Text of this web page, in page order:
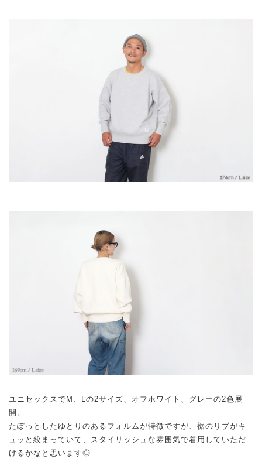
ユニセックスでM、Lの2サイズ、オフホワイト、グレーの2色展
開。
たぽっとしたゆとりのあるフォルムが特徴ですが、裾のリブがキ
ュッと絞まっていて、スタイリッシュな雰囲気で着用していただ
けるかなと思います◎